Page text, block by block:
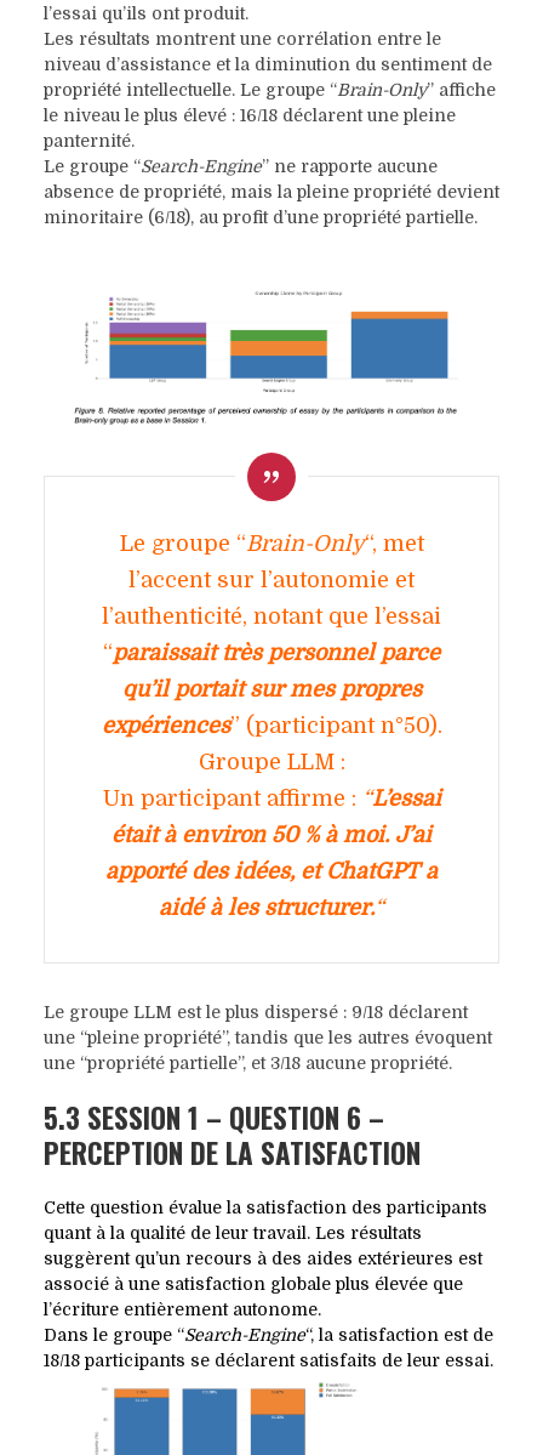
l’essai qu’ils ont produit.
Les résultats montrent une corrélation entre le
niveau d’assistance et la diminution du sentiment de
propriété intellectuelle. Le groupe “Brain-Only” affiche
le niveau le plus élevé : 16/18 déclarent une pleine
panternité.
Le groupe “Search-Engine” ne rapporte aucune
absence de propriété, mais la pleine propriété devient
minoritaire (6/18), au profit d’une propriété partielle.
Le groupe “Brain-Only“, met
l’accent sur l’autonomie et
l’authenticité, notant que l’essai
“paraissait très personnel parce
qu’il portait sur mes propres
expériences” (participant n°50).
Groupe LLM :
Un participant affirme : “L’essai
était à environ 50 % à moi. J’ai
apporté des idées, et ChatGPT a
aidé à les structurer.“
Le groupe LLM est le plus dispersé : 9/18 déclarent
une “pleine propriété”, tandis que les autres évoquent
une “propriété partielle”, et 3/18 aucune propriété.
5.3 SESSION 1 – QUESTION 6 –
PERCEPTION DE LA SATISFACTION
Cette question évalue la satisfaction des participants
quant à la qualité de leur travail. Les résultats
suggèrent qu’un recours à des aides extérieures est
associé à une satisfaction globale plus élevée que
l’écriture entièrement autonome.
Dans le groupe “Search-Engine“, la satisfaction est de
18/18 participants se déclarent satisfaits de leur essai.